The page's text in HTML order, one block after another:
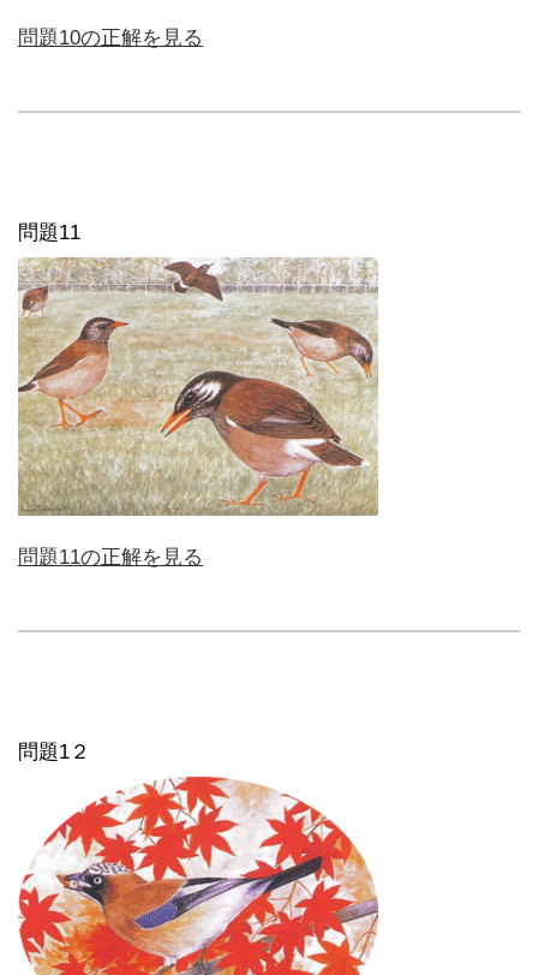
問題10の正解を見る
問題11
問題11の正解を見る
問題1２